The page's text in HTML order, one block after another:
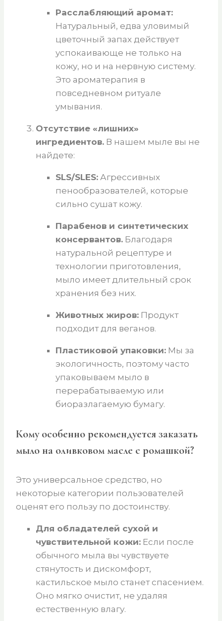
Расслабляющий аромат:
Натуральный, едва уловимый
цветочный запах действует
успокаивающе не только на
кожу, но и на нервную систему.
Это ароматерапия в
повседневном ритуале
умывания.
Отсутствие «лишних»
ингредиентов. В нашем мыле вы не
найдете:
SLS/SLES: Агрессивных
пенообразователей, которые
сильно сушат кожу.
Парабенов и синтетических
консервантов. Благодаря
натуральной рецептуре и
технологии приготовления,
мыло имеет длительный срок
хранения без них.
Животных жиров: Продукт
подходит для веганов.
Пластиковой упаковки: Мы за
экологичность, поэтому часто
упаковываем мыло в
перерабатываемую или
биоразлагаемую бумагу.
Кому особенно рекомендуется заказать
мыло на оливковом масле с ромашкой?
Это универсальное средство, но
некоторые категории пользователей
оценят его пользу по достоинству.
Для обладателей сухой и
чувствительной кожи: Если после
обычного мыла вы чувствуете
стянутость и дискомфорт,
кастильское мыло станет спасением.
Оно мягко очистит, не удаляя
естественную влагу.